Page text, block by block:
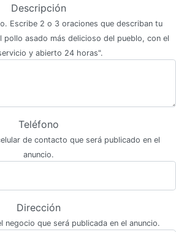
Descripción
Escribe 2 o 3 oraciones que describan tu
pollo asado más delicioso del pueblo, con el
y abierto 24 horas".
Teléfono
de contacto que será publicado en el
anuncio.
Dirección
negocio que será publicada en el anuncio.